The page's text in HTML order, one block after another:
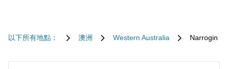
以下所有地點： 澳洲 Western Australia Narrogin